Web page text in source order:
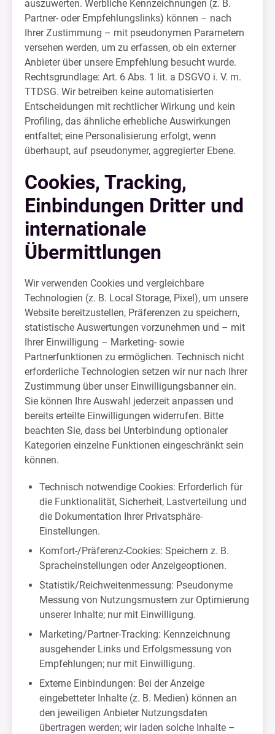
auszuwerten. Werbliche Kennzeichnungen (z. B.
Partner- oder Empfehlungslinks) können – nach
Ihrer Zustimmung – mit pseudonymen Parametern
versehen werden, um zu erfassen, ob ein externer
Anbieter über unsere Empfehlung besucht wurde.
Rechtsgrundlage: Art. 6 Abs. 1 lit. a DSGVO i. V. m.
TTDSG. Wir betreiben keine automatisierten
Entscheidungen mit rechtlicher Wirkung und kein
Profiling, das ähnliche erhebliche Auswirkungen
entfaltet; eine Personalisierung erfolgt, wenn
überhaupt, auf pseudonymer, aggregierter Ebene.
Cookies, Tracking,
Einbindungen Dritter und
internationale
Übermittlungen
Wir verwenden Cookies und vergleichbare
Technologien (z. B. Local Storage, Pixel), um unsere
Website bereitzustellen, Präferenzen zu speichern,
statistische Auswertungen vorzunehmen und – mit
Ihrer Einwilligung – Marketing- sowie
Partnerfunktionen zu ermöglichen. Technisch nicht
erforderliche Technologien setzen wir nur nach Ihrer
Zustimmung über unser Einwilligungsbanner ein.
Sie können Ihre Auswahl jederzeit anpassen und
bereits erteilte Einwilligungen widerrufen. Bitte
beachten Sie, dass bei Unterbindung optionaler
Kategorien einzelne Funktionen eingeschränkt sein
können.
Technisch notwendige Cookies: Erforderlich für
die Funktionalität, Sicherheit, Lastverteilung und
die Dokumentation Ihrer Privatsphäre-
Einstellungen.
Komfort-/Präferenz-Cookies: Speichern z. B.
Spracheinstellungen oder Anzeigeoptionen.
Statistik/Reichweitenmessung: Pseudonyme
Messung von Nutzungsmustern zur Optimierung
unserer Inhalte; nur mit Einwilligung.
Marketing/Partner-Tracking: Kennzeichnung
ausgehender Links und Erfolgsmessung von
Empfehlungen; nur mit Einwilligung.
Externe Einbindungen: Bei der Anzeige
eingebetteter Inhalte (z. B. Medien) können an
den jeweiligen Anbieter Nutzungsdaten
übertragen werden; wir laden solche Inhalte –